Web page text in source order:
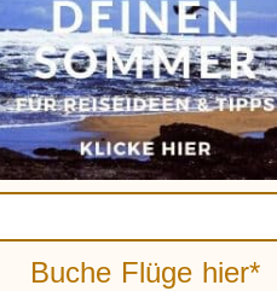
Buche Flüge hier*